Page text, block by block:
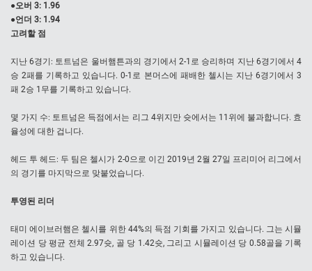
●오버 3: 1.96
●언더 3: 1.94
고려할 점
지난 6경기: 토트넘은 울버햄튼과의 경기에서 2-1로 승리하며 지난 6경기에서 4
승 2패를 기록하고 있습니다. 0-1로 본머스에 패배한 첼시는 지난 6경기에서 3
패 2승 1무를 기록하고 있습니다.
몇 가지 수: 토트넘은 득점에서는 리그 4위지만 슛에서는 11위에 불과합니다. 효
율성에 대한 겁니다.
헤드 투 헤드: 두 팀은 첼시가 2-0으로 이긴 2019년 2월 27일 프리미어 리그에서
의 경기를 마지막으로 맞붙었습니다.
투영된 리더
태미 에이브러햄은 첼시를 위한 44%의 득점 기회를 가지고 있습니다. 그는 시뮬
레이션 당 평균 전체 2.97슛, 골 당 1.42슛, 그리고 시뮬레이션 당 0.58골을 기록
하고 있습니다.